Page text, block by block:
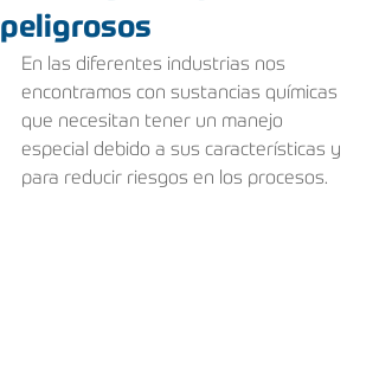
peligrosos
En las diferentes industrias nos
encontramos con sustancias químicas
que necesitan tener un manejo
especial debido a sus características y
para reducir riesgos en los procesos.